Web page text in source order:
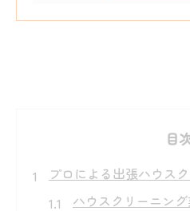
目
プロによる出張ハウス
ハウスクリーニン